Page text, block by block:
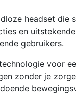
headset
en
gebruikers.
voor
zonder je